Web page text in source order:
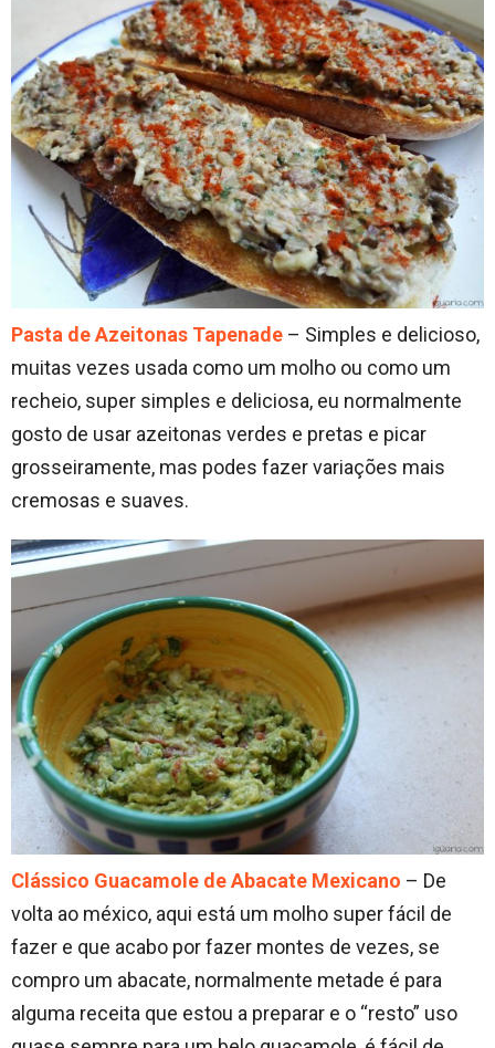
Pasta de Azeitonas Tapenade – Simples e delicioso,
muitas vezes usada como um molho ou como um
recheio, super simples e deliciosa, eu normalmente
gosto de usar azeitonas verdes e pretas e picar
grosseiramente, mas podes fazer variações mais
cremosas e suaves.
Clássico Guacamole de Abacate Mexicano – De
volta ao méxico, aqui está um molho super fácil de
fazer e que acabo por fazer montes de vezes, se
compro um abacate, normalmente metade é para
alguma receita que estou a preparar e o “resto” uso